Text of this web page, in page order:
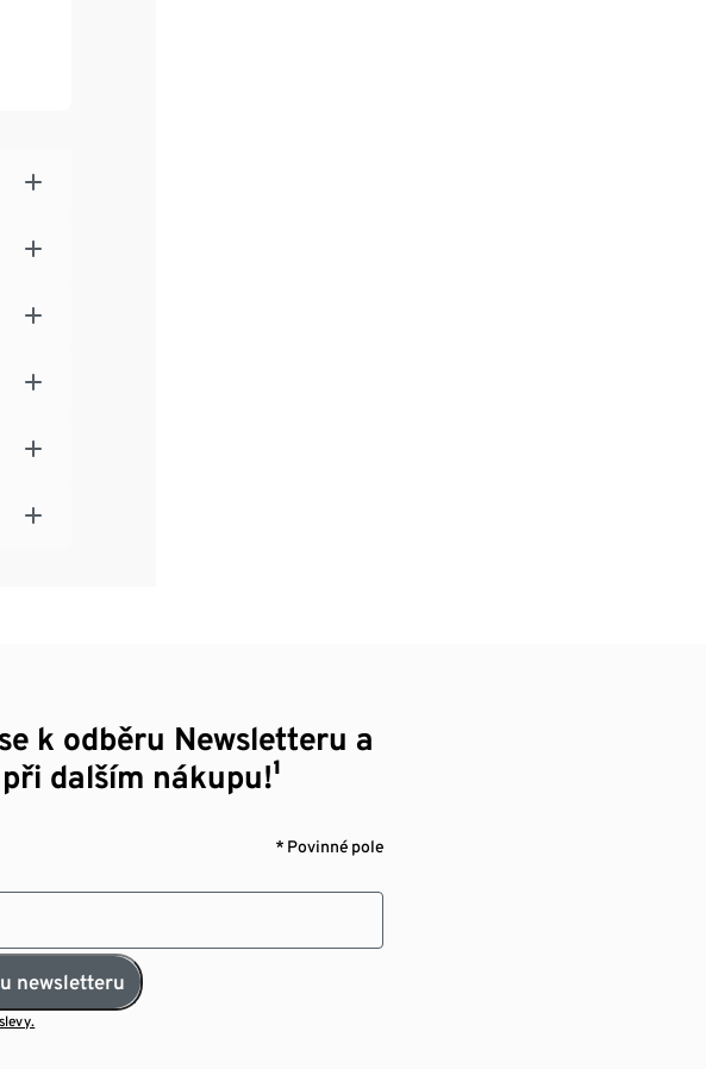
k odběru Newsletteru a
dalším nákupu!¹
* Povinné pole
newsletteru